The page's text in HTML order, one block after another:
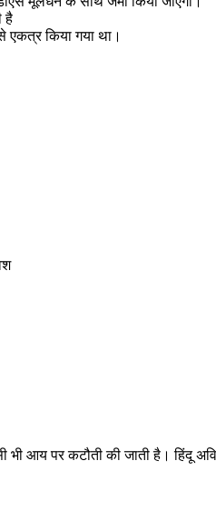
है
एकत्र किया गया था।
भी आय पर कटौती की जाती है।